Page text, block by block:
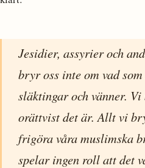
Jesidier, assyrier och
bryr oss inte om vad
släktingar och vänner.
orättvist det är. Allt vi
frigöra våra muslimska
spelar ingen roll att det